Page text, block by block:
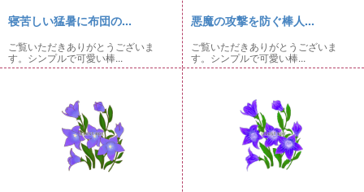
寝苦しい猛暑に布団の...
ご覧いただきありがとうございま
す。シンプルで可愛い棒...
悪魔の攻撃を防ぐ棒人...
ご覧いただきありがとうございま
す。シンプルで可愛い棒...